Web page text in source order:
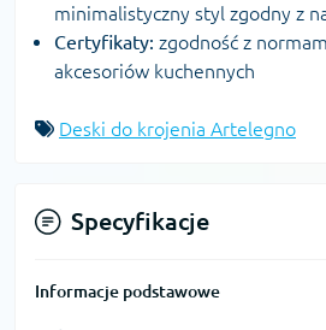
minimalistyczny styl zgodny z
Certyfikaty: zgodność z
akcesoriów kuchennych
Deski do krojenia Artelegno
Specyfikacje
Informacje podstawowe